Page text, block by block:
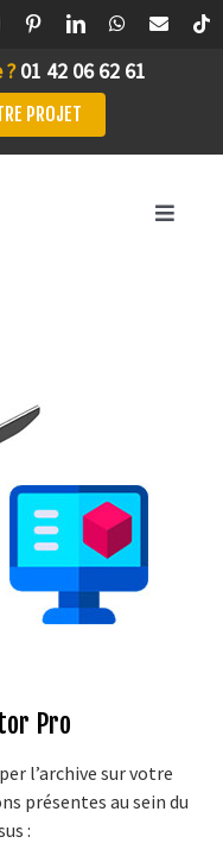
01 42 06 62 61
PROJET
Toggle
Pro
l’archive sur votre
présentes au sein du
: